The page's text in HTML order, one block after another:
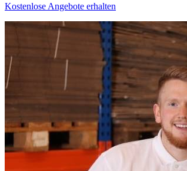
Kostenlose Angebote erhalten